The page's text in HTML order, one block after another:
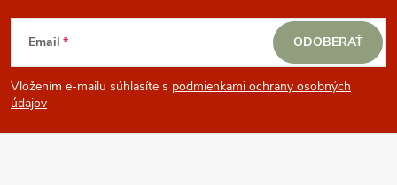
Z
á
p
Email
Vložením e-mailu súhlasíte s podmienkami ochrany osobných
údajov
ODOBERAŤ